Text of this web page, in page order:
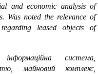
and economic analysis of
Was noted the relevance of
leased objects of
система,
майновий комплекс,